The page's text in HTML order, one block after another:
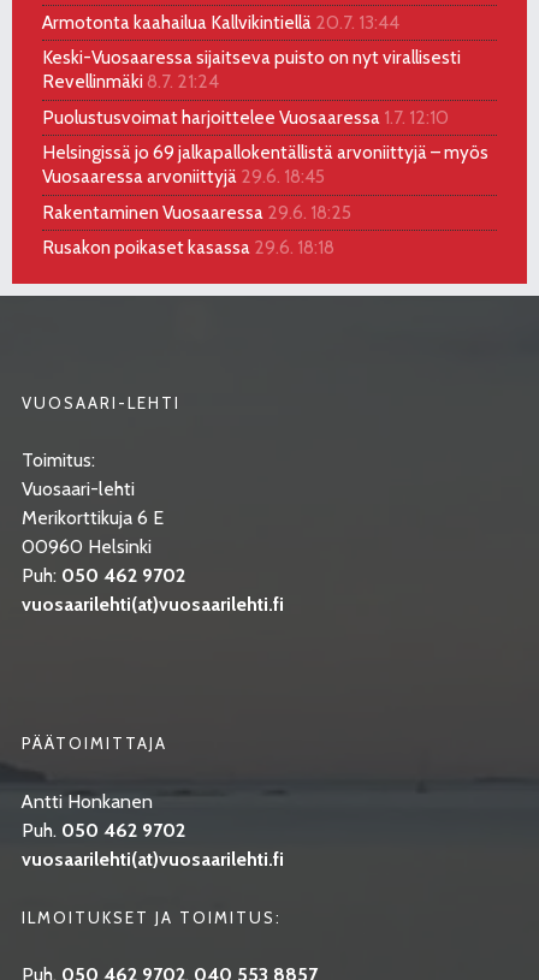
Armotonta kaahailua Kallvikintiellä 20.7. 13:44
Keski-Vuosaaressa sijaitseva puisto on nyt virallisesti
Revellinmäki 8.7. 21:24
Puolustusvoimat harjoittelee Vuosaaressa 1.7. 12:10
Helsingissä jo 69 jalkapallokentällistä arvoniittyjä – myös
Vuosaaressa arvoniittyjä 29.6. 18:45
Rakentaminen Vuosaaressa 29.6. 18:25
Rusakon poikaset kasassa 29.6. 18:18
VUOSAARI-LEHTI
Toimitus:
Vuosaari-lehti
Merikorttikuja 6 E
00960 Helsinki
Puh: 050 462 9702
vuosaarilehti(at)vuosaarilehti.fi
PÄÄTOIMITTAJA
Antti Honkanen
Puh. 050 462 9702
vuosaarilehti(at)vuosaarilehti.fi
ILMOITUKSET JA TOIMITUS:
Puh. 050 462 9702, 040 553 8857